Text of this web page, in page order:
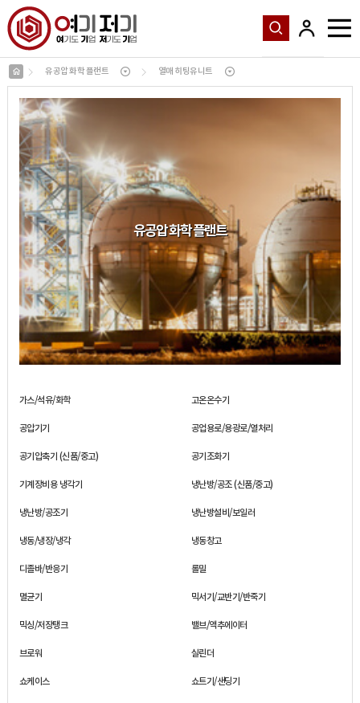
유공압 화학 플랜트 열매 히팅유니트
유공압 화학 플랜트
가스/석유/화학 고온온수기
공압기기 공업용로/용광로/열처리
공기압축기 (신품/중고) 공기조화기
기계장비용 냉각기 냉난방/공조 (신품/중고)
냉난방/공조기 냉난방설비/보일러
냉동/냉장/냉각 냉동창고
디졸바/반응기 롤밀
멸균기 믹서기/교반기/반죽기
믹싱/저장탱크 밸브/액추에이터
브로워 실린더
쇼케이스 쇼트기/샌딩기